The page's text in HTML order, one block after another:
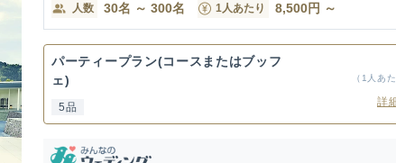
人数 30名 ～ 300名 1人あたり 8,500円 ～
パーティープラン(コースまたはブッフ
ェ)
5品
（1人あ
詳